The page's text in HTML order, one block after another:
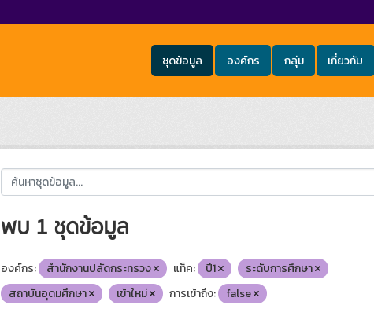
ชุดข้อมูล องค์กร กลุ่ม เกี่ยวกับ
พบ 1 ชุดข้อมูล
องค์กร: สำนักงานปลัดกระทรวง แท็ค: ปี1
ระดับการศึกษา
สถาบันอุดมศึกษา
เข้าใหม่ การเข้าถึง: false